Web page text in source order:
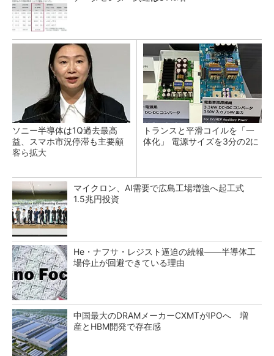
ソニー半導体は1Q過去最高
益、スマホ市況停滞も主要顧
客ら拡大
トランスと平滑コイルを「一
体化」 電源サイズを3分の2に
マイクロン、AI需要で広島工場増強へ起工式
1.5兆円投資
He・ナフサ・レジスト逼迫の続報――半導体工
場停止が回避できている理由
中国最大のDRAMメーカーCXMTがIPOへ 増
産とHBM開発で存在感